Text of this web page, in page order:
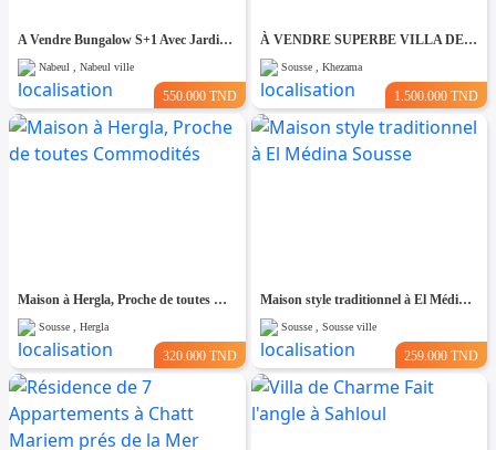
A Vendre Bungalow S+1 Avec Jardin à Club Farah, Nabeul
Nabeul , Nabeul ville
550.000 TND
À VENDRE SUPERBE VILLA DE 760 m² À KHZEMA OUEST
Sousse , Khezama
1.500.000 TND
Maison à Hergla, Proche de toutes Commodités
Sousse , Hergla
320.000 TND
Maison style traditionnel à El Médina Sousse
Sousse , Sousse ville
259.000 TND